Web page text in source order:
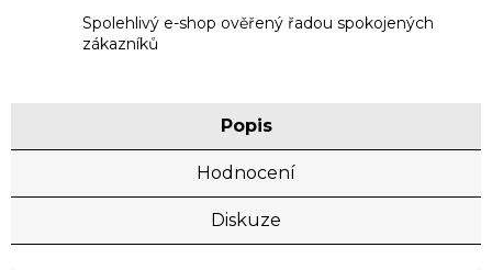
Spolehlivý e-shop ověřený řadou spokojených
zákazníků
Popis
Hodnocení
Diskuze